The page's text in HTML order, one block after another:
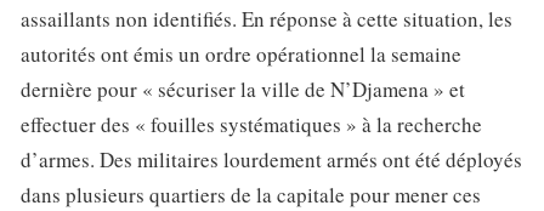
assaillants non identifiés. En réponse à cette situation, les
autorités ont émis un ordre opérationnel la semaine
dernière pour « sécuriser la ville de N’Djamena » et
effectuer des « fouilles systématiques » à la recherche
d’armes. Des militaires lourdement armés ont été déployés
dans plusieurs quartiers de la capitale pour mener ces